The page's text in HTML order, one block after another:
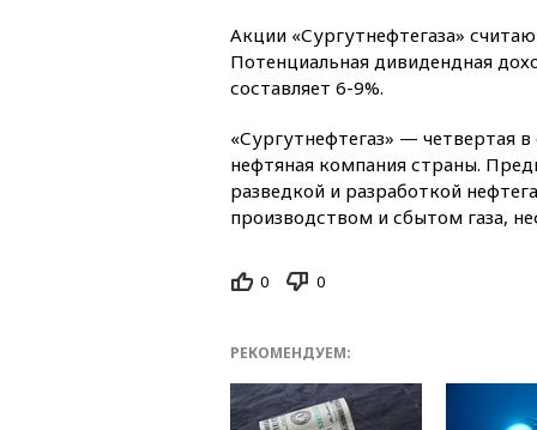
Акции «Сургутнефтегаза»
Потенциальная дивидендная
составляет 6-9%.
«Сургутнефтегаз» — четвертая
нефтяная компания страны.
разведкой и разработкой
производством и сбытом газа,
0 0
РЕКОМЕНДУЕМ: